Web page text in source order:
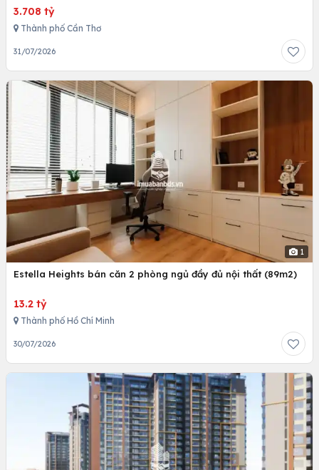
3.708 tỷ
Thành phố Cần Thơ
31/07/2026
1
Estella Heights bán căn 2 phòng ngủ đầy đủ nội thất (89m2)
13.2 tỷ
Thành phố Hồ Chí Minh
30/07/2026